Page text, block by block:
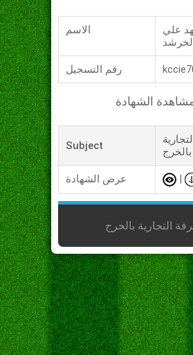
الاسم
علي
رقم التسجيل
الشهادة
Subject
بالخرج
عرض الشهادة
التجارية بالخرج